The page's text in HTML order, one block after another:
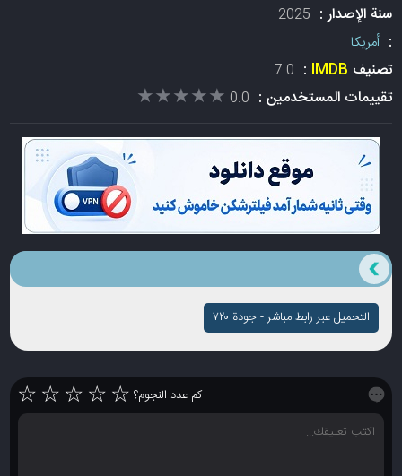
سنة الإصدار : 2025
:أمريكا
تصنيف IMDB
:
7.0
تقييمات المستخدمين : 0.0
★★★★★
★★★★★
التحميل عبر رابط مباشر - جودة ۷۲۰
كم عدد النجوم؟ ☆
☆
☆
☆
☆